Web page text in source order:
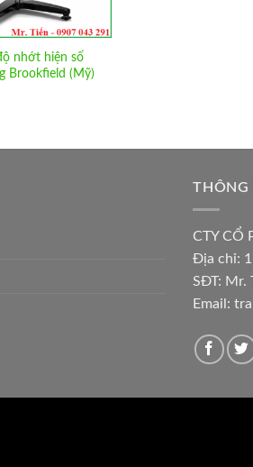
nhớt hiện số
Brookfield (Mỹ)
THÔNG
CTY CỔ
Địa chỉ:
SĐT: Mr.
Email: